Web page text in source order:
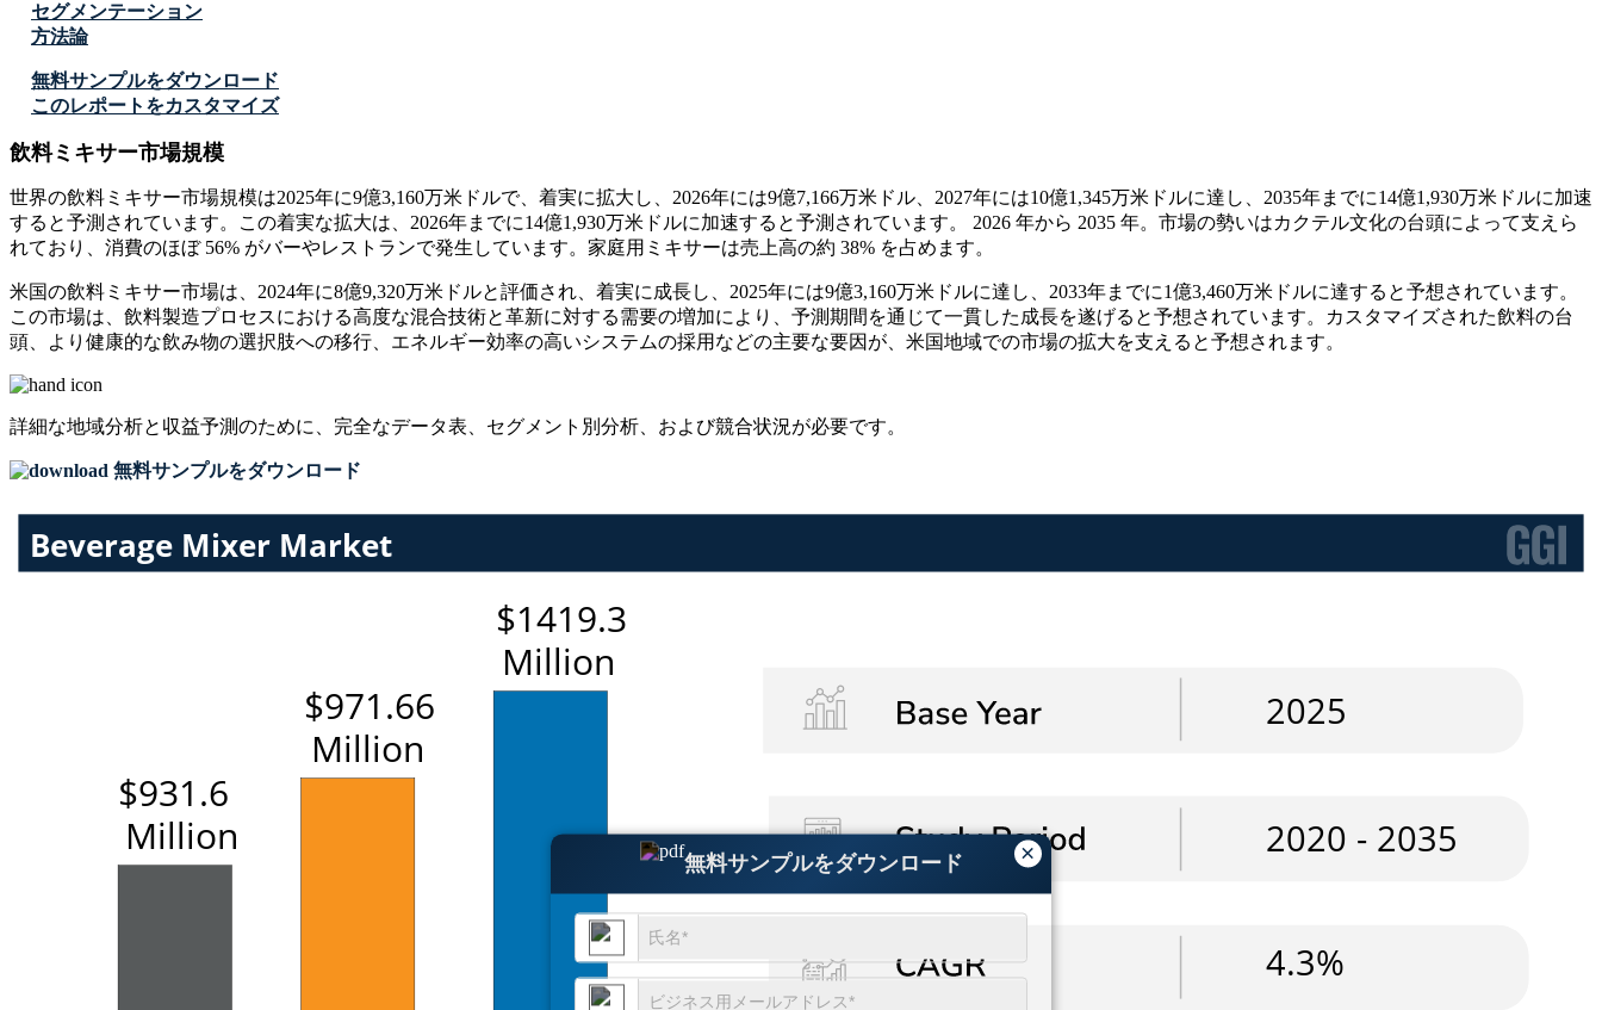
×
無料サンプルをダウンロード
セグメンテーション
方法論
無料サンプルをダウンロード
このレポートをカスタマイズ
飲料ミキサー市場規模
世界の飲料ミキサー市場規模は2025年に9億3,160万米ドルで、着実に拡大し、2026年には9億7,166万米ドル、2027年には10億1,345万米ドルに達し、2035年までに14億1,930万米ドルに加速
すると予測されています。この着実な拡大は、2026年までに14億1,930万米ドルに加速すると予測されています。 2026 年から 2035 年。市場の勢いはカクテル文化の台頭によって支えら
れており、消費のほぼ 56% がバーやレストランで発生しています。家庭用ミキサーは売上高の約 38% を占めます。
米国の飲料ミキサー市場は、2024年に8億9,320万米ドルと評価され、着実に成長し、2025年には9億3,160万米ドルに達し、2033年までに1億3,460万米ドルに達すると予想されています。
この市場は、飲料製造プロセスにおける高度な混合技術と革新に対する需要の増加により、予測期間を通じて一貫した成長を遂げると予想されています。カスタマイズされた飲料の台
頭、より健康的な飲み物の選択肢への移行、エネルギー効率の高いシステムの採用などの主要な要因が、米国地域での市場の拡大を支えると予想されます。
詳細な地域分析と収益予測のために、 完全なデータ表、セグメント別分析、および競合状況が必要です。
無料サンプルをダウンロード